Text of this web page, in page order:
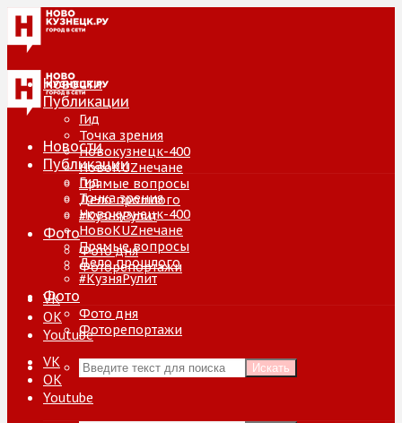
Новости
Публикации
Гид
Точка зрения
Новокузнецк-400
НовоKUZнечане
Прямые вопросы
Дело прошлого
#КузняРулит
Фото
Фото дня
Фоторепортажи
VK
ОК
Youtube
Искать
Новости
Публикации
Гид
Точка зрения
Новокузнецк-400
НовоKUZнечане
Прямые вопросы
Дело прошлого
#КузняРулит
Фото
Фото дня
Фоторепортажи
VK
ОК
Youtube